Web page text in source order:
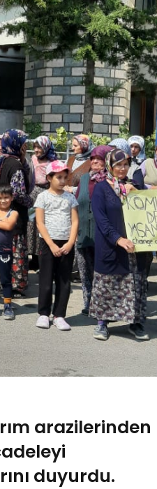
arazilerinden
duyurdu.